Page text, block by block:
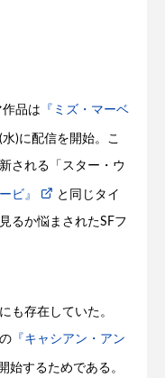
作品は 『ミズ・マーベ
)に配信を開始。こ
される「スター・ウ
ビ』 と同じタイ
るか悩まされたSFフ
も存在していた。
『キャシアン・アン
始するためである。